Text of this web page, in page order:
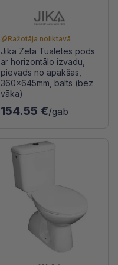
Ražotāja noliktavā
Jika Zeta Tualetes pods
ar horizontālo izvadu,
pievads no apakšas,
360x645mm, balts (bez
vāka)
154.55 €/gab